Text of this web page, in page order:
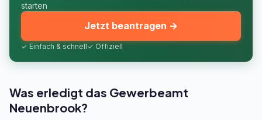
starten
✓ Einfach & schnell✓ Offiziell
Jetzt beantragen →
Was erledigt das Gewerbeamt
Neuenbrook?